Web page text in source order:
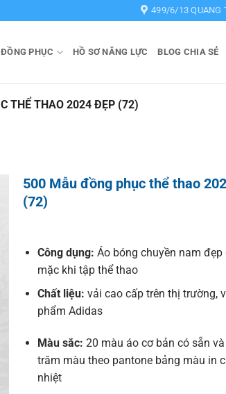
499/6/13 QUANG
PHỤC HỒ SƠ NĂNG LỰC BLOG CHIA SẺ
THỂ THAO 2024 ĐẸP (72)
500 Mẫu đồng phục thể thao
(72)
Công dụng: Áo bóng chuyền nam đẹp
mặc khi tập thể thao
Chất liệu: vải cao cấp trên thị trường,
phẩm Adidas
Màu sắc: 20 màu áo cơ bản có sẵn
trăm màu theo pantone bảng màu in
nhiệt